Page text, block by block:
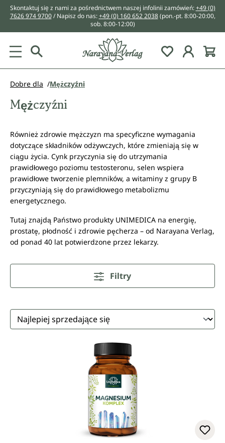
zawartości
Skontaktuj się z nami za pośrednictwem naszej infolinii zamówień:+49 (0)
7626 974 9700/ Napisz do nas:+49 (0) 160 652 2038 (pon.-pt. 8:00-20:00,
sob. 8:00-12:00)
You have 0
Dobre dla Mężczyźni
Mężczyźni
Również zdrowie mężczyzn ma specyficzne wymagania
dotyczące składników odżywczych, które zmieniają się w
ciągu życia. Cynk przyczynia się do utrzymania
prawidłowego poziomu testosteronu, selen wspiera
prawidłowe tworzenie plemników, a witaminy z grupy B
przyczyniają się do prawidłowego metabolizmu
energetycznego.
Tutaj znajdą Państwo produkty UNIMEDICA na energię,
prostatę, płodność i zdrowie pęcherza – od Narayana Verlag,
od ponad 40 lat potwierdzone przez lekarzy.
Filtry